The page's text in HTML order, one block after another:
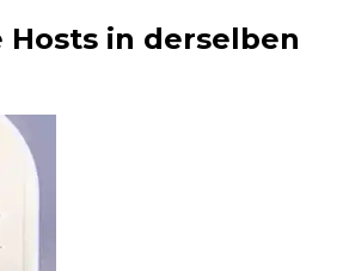
in derselben